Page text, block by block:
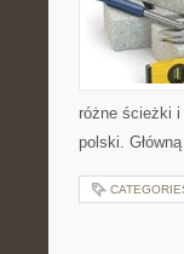
różne ścieżki
polski.